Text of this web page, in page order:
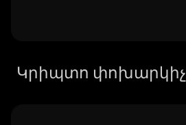
Կրիպտո փոխարկիչ